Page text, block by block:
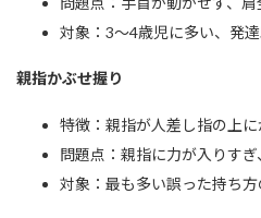
対象：3〜4歳児に多い、発
親指かぶせ握り
特徴：親指が人差し指の上に
問題点：親指に力が入りす
対象：最も多い誤った持ち方